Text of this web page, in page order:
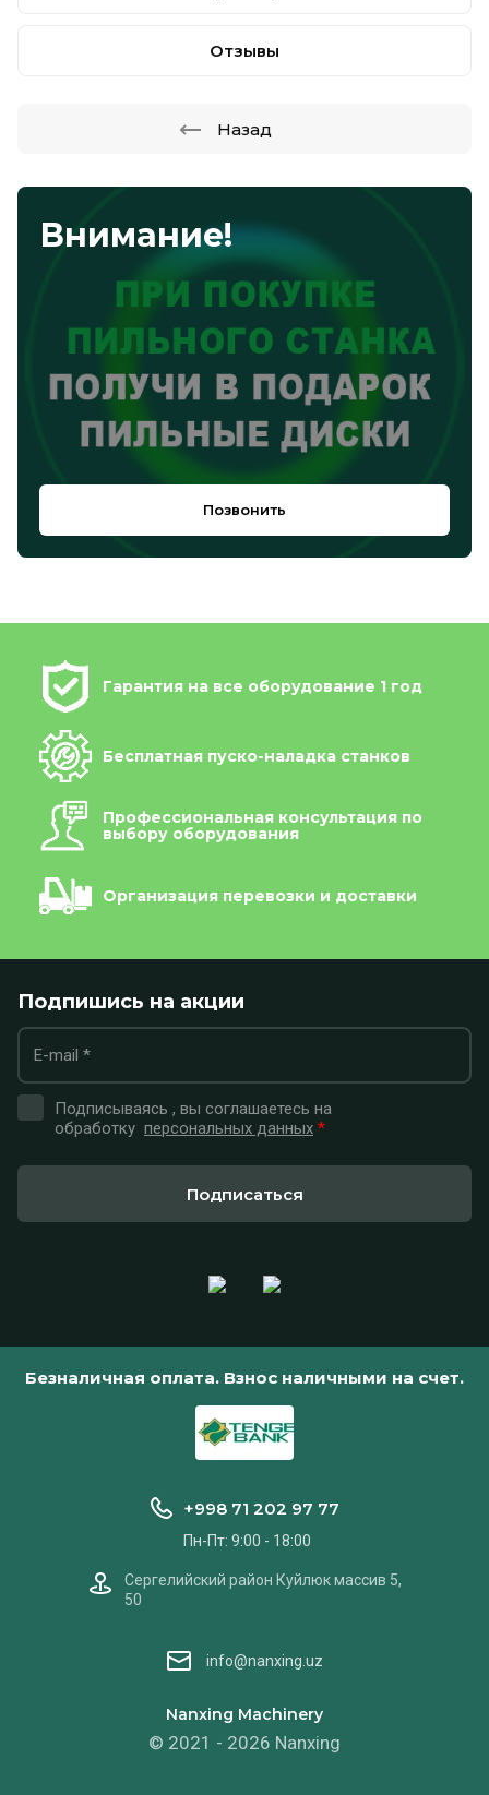
Внимание!
Позвонить
Отзывы
Назад
Гарантия на все оборудование 1 год
Бесплатная пуско-наладка станков
Профессиональная консультация по
выбору оборудования
Организация перевозки и доставки
Подпишись на акции
Подписываясь , вы соглашаетесь на
обработку персональных данных *
Подписаться
Безналичная оплата. Взнос наличными на счет.
Nanxing Machinery
© 2021 - 2026 Nanxing
+998 71 202 97 77
Пн-Пт: 9:00 - 18:00
Сергелийский район Куйлюк массив 5,
50
info@nanxing.uz